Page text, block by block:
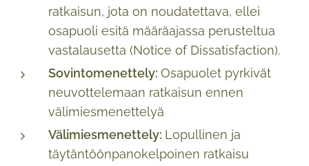
ratkaisun, jota on noudatettava, ellei
osapuoli esitä määräajassa perusteltua
vastalausetta (Notice of Dissatisfaction).
Sovintomenettely: Osapuolet pyrkivät
neuvottelemaan ratkaisun ennen
välimiesmenettelyä
Välimiesmenettely: Lopullinen ja
täytäntöönpanokelpoinen ratkaisu